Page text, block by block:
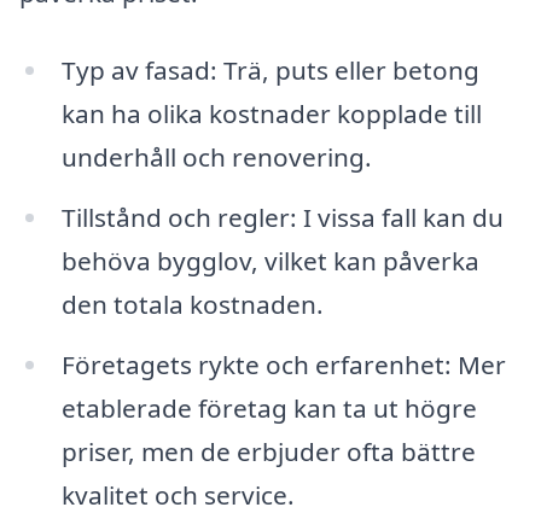
Typ av fasad: Trä, puts eller betong
kan ha olika kostnader kopplade till
underhåll och renovering.
Tillstånd och regler: I vissa fall kan du
behöva bygglov, vilket kan påverka
den totala kostnaden.
Företagets rykte och erfarenhet: Mer
etablerade företag kan ta ut högre
priser, men de erbjuder ofta bättre
kvalitet och service.